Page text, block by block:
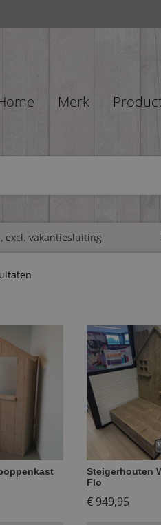
Merk
excl. vakantiesluiting
Steigerhouten
Flo
€949,95